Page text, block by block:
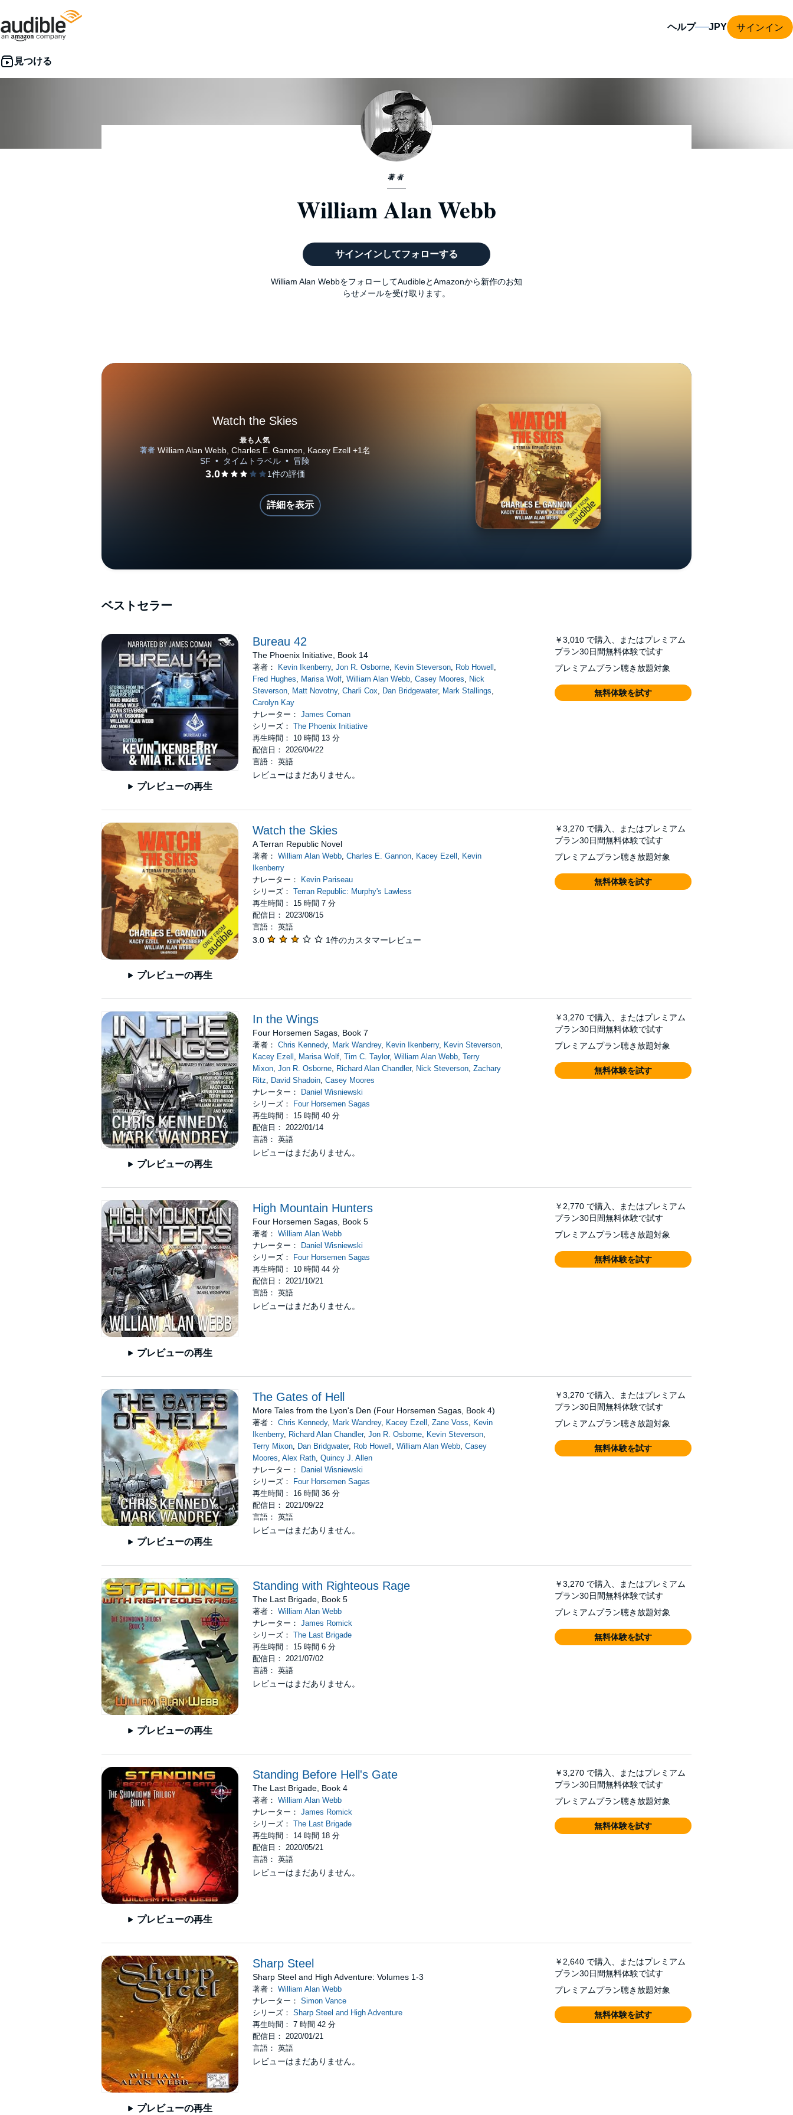
ヘルプ サインイン
著者
William Alan Webb
サインインしてフォローする
William Alan WebbをフォローしてAudibleとAmazonから新作のお知
らせメールを受け取ります。
Watch the Skies
最も人気
詳細を表示
ベストセラー
プレビューの再生
Bureau 42
The Phoenix Initiative, Book 14
著者： Kevin Ikenberry, Jon R. Osborne, Kevin Steverson, Rob Howell ,
Fred Hughes, Marisa Wolf, William Alan Webb, Casey Moores, Nick
Steverson, Matt Novotny, Charli Cox, Dan Bridgewater, Mark Stallings,
Carolyn Kay
ナレーター： James Coman
シリーズ： The Phoenix Initiative
再生時間： 10 時間 13 分
配信日： 2026/04/22
言語： 英語
レビューはまだありません。
￥3,010 で購入、またはプレミアム
プラン30日間無料体験で試す
プレミアムプラン聴き放題対象
無料体験を試す
プレビューの再生
Watch the Skies
A Terran Republic Novel
著者： William Alan Webb, Charles E. Gannon, Kacey Ezell
Kevin
Ikenberry
ナレーター：
Kevin Pariseau
シリーズ： Terran Republic: Murphy's Lawless
再生時間： 15 時間 7 分
配信日： 2023/08/15
言語： 英語
3.0 1件のカスタマーレビュー
￥3,270 で購入、またはプレミアム
プラン30日間無料体験で試す
プレミアムプラン聴き放題対象
無料体験を試す
プレビューの再生
In the Wings
Four Horsemen Sagas, Book 7
著者： Chris Kennedy, Mark Wandrey, Kevin Ikenberry, Kevin Steverson,
Kacey Ezell
Marisa Wolf, Tim C. Taylor, William Alan Webb, Terry
Mixon, Jon R. Osborne, Richard Alan Chandler, Nick Steverson, Zachary
Ritz
David Shadoin, Casey Moores
ナレーター：
Daniel Wisniewski
シリーズ：
Four Horsemen Sagas
再生時間： 15 時間 40 分
配信日： 2022/01/14
言語： 英語
レビューはまだありません。
￥3,270 で購入、またはプレミアム
プラン30日間無料体験で試す
プレミアムプラン聴き放題対象
無料体験を試す
プレビューの再生
High Mountain Hunters
Four Horsemen Sagas, Book 5
著者： William Alan Webb
ナレーター：
Daniel Wisniewski
シリーズ：
Four Horsemen Sagas
再生時間： 10 時間 44 分
配信日： 2021/10/21
言語： 英語
レビューはまだありません。
￥2,770 で購入、またはプレミアム
プラン30日間無料体験で試す
プレミアムプラン聴き放題対象
無料体験を試す
プレビューの再生
The Gates of Hell
More Tales from the Lyon's Den (Four Horsemen Sagas, Book 4)
著者： Chris Kennedy, Mark Wandrey, Kacey Ezell Zane Voss
Kevin
Ikenberry, Richard Alan Chandler, Jon R. Osborne, Kevin Steverson,
Terry Mixon, Dan Bridgwater, Rob Howell William Alan Webb, Casey
Moores Alex Rath, Quincy J. Allen
ナレーター：
Daniel Wisniewski
シリーズ：
Four Horsemen Sagas
再生時間： 16 時間 36 分
配信日： 2021/09/22
言語： 英語
レビューはまだありません。
￥3,270 で購入、またはプレミアム
プラン30日間無料体験で試す
プレミアムプラン聴き放題対象
無料体験を試す
プレビューの再生
Standing with Righteous Rage
The Last Brigade, Book 5
著者： William Alan Webb
ナレーター： James Romick
シリーズ： The Last Brigade
再生時間： 15 時間 6 分
配信日： 2021/07/02
言語： 英語
レビューはまだありません。
￥3,270 で購入、またはプレミアム
プラン30日間無料体験で試す
プレミアムプラン聴き放題対象
無料体験を試す
プレビューの再生
Standing Before Hell's Gate
The Last Brigade, Book 4
著者： William Alan Webb
ナレーター： James Romick
シリーズ： The Last Brigade
再生時間： 14 時間 18 分
配信日： 2020/05/21
言語： 英語
レビューはまだありません。
￥3,270 で購入、またはプレミアム
プラン30日間無料体験で試す
プレミアムプラン聴き放題対象
無料体験を試す
プレビューの再生
Sharp Steel
Sharp Steel and High Adventure: Volumes 1-3
著者： William Alan Webb
ナレーター： Simon Vance
シリーズ： Sharp Steel and High Adventure
再生時間： 7 時間 42 分
配信日： 2020/01/21
言語： 英語
レビューはまだありません。
￥2,640 で購入、またはプレミアム
プラン30日間無料体験で試す
プレミアムプラン聴き放題対象
無料体験を試す